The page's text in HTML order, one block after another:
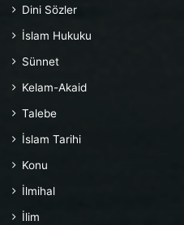
Dini Sözler
İslam Hukuku
Sünnet
Kelam-Akaid
Talebe
İslam Tarihi
Konu
İlmihal
İlim